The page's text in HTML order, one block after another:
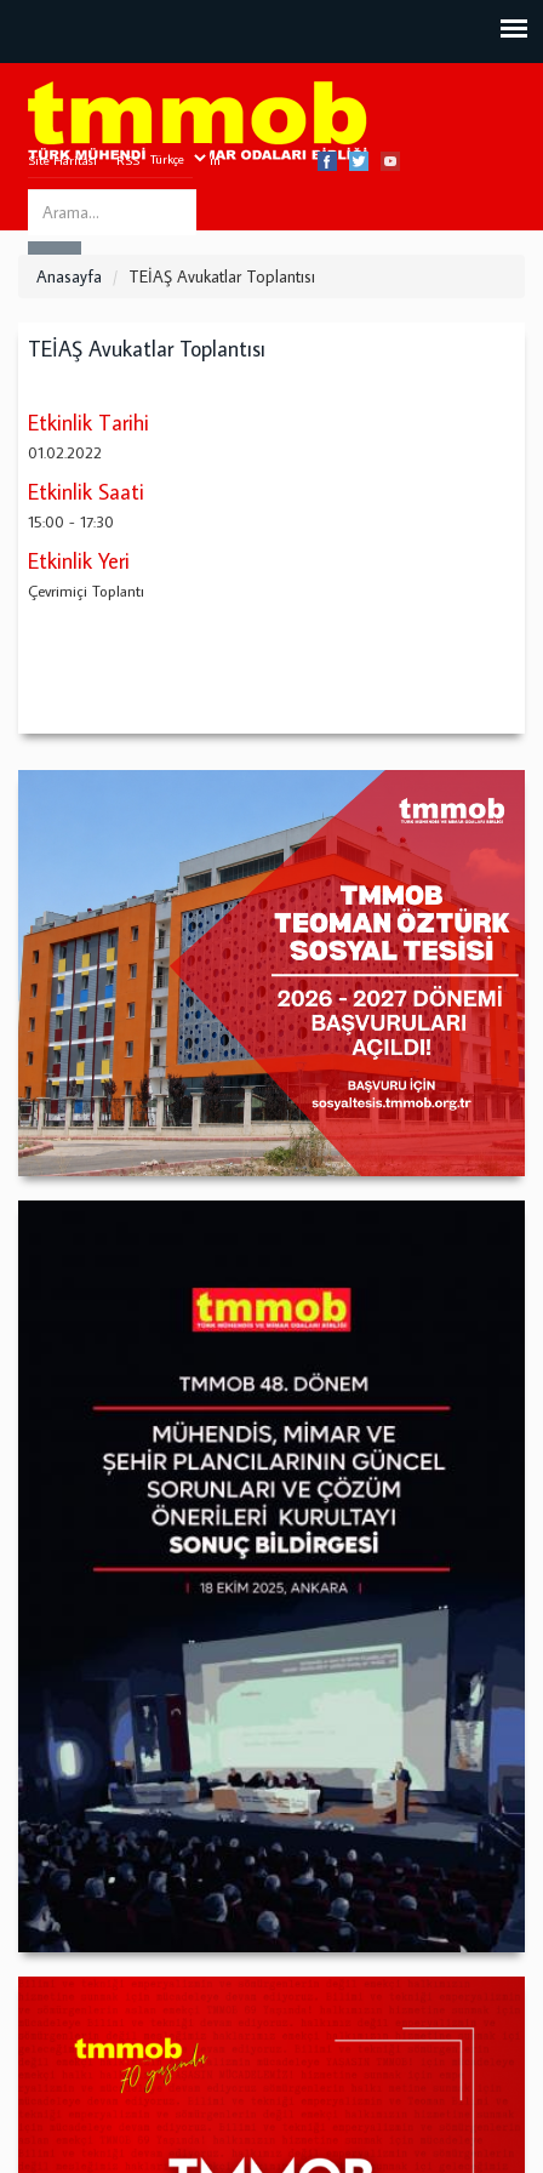
Site Haritası RSS Bize Ulaşın
Search
this
Anasayfa TEİAŞ Avukatlar Toplantısı
TEİAŞ Avukatlar Toplantısı
Etkinlik Tarihi
01.02.2022
Etkinlik Saati
15:00 -17:30
Etkinlik Yeri
Çevrimiçi Toplantı